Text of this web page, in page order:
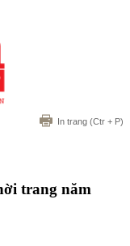
In trang (Ctr + P)
trang năm